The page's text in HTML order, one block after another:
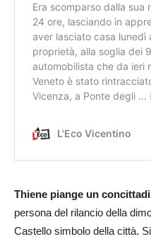
Thiene piange un
persona del rilancio della
Castello simbolo della città.